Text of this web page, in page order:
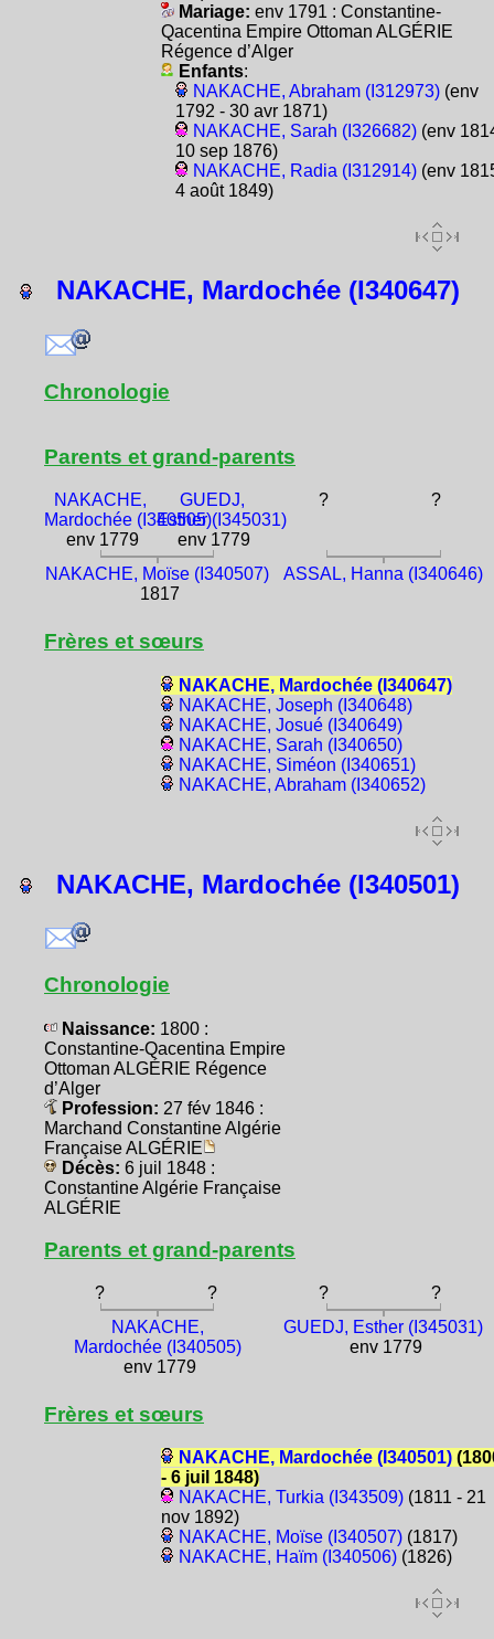
Mariage: env 1791 : Constantine-
Qacentina Empire Ottoman ALGÉRIE
Régence d’Alger
Enfants:
NAKACHE, Abraham (I312973)(env
1792 - 30 avr 1871)
NAKACHE, Sarah (I326682)(env
10 sep 1876)
NAKACHE, Radia (I312914)(env
4 août 1849)
NAKACHE, Mardochée (I340647)
Chronologie
Parents et grand-parents
NAKACHE,
Mardochée (I340505)
env 1779
GUEDJ,
Esther (I345031)
env 1779
? ?
NAKACHE, Moïse (I340507)
1817
ASSAL, Hanna (I340646)
Frères et sœurs
NAKACHE, Mardochée (I340647)
NAKACHE, Joseph (I340648)
NAKACHE, Josué (I340649)
NAKACHE, Sarah (I340650)
NAKACHE, Siméon (I340651)
NAKACHE, Abraham (I340652)
NAKACHE, Mardochée (I340501)
Chronologie
Naissance: 1800 :
Constantine-Qacentina Empire
Ottoman ALGÉRIE Régence
d’Alger
Profession: 27 fév 1846 :
Marchand Constantine Algérie
Française ALGÉRIE
Décès: 6 juil 1848 :
Constantine Algérie Française
ALGÉRIE
Parents et grand-parents
? ? ?
?
NAKACHE,
Mardochée (I340505)
env 1779
GUEDJ, Esther (I345031)
env 1779
Frères et sœurs
NAKACHE, Mardochée (I340501)
- 6 juil 1848)
NAKACHE, Turkia (I343509)(1811 - 21
nov 1892)
NAKACHE, Moïse (I340507)(1817)
NAKACHE, Haïm (I340506)(1826)